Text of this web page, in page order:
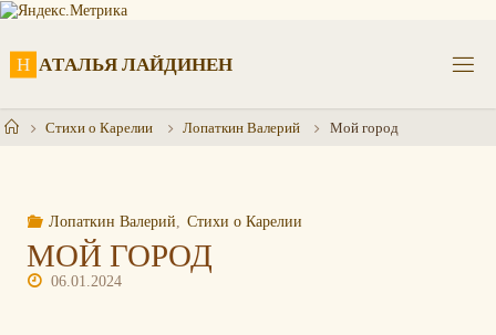
Перейти
Н АТАЛЬЯ ЛАЙДИНЕН
ГлавнаяСтихи о Карелии Лопаткин Валерий Мой город
Лопаткин Валерий Стихи о Карелии
МОЙ ГОРОД
06.01.2024